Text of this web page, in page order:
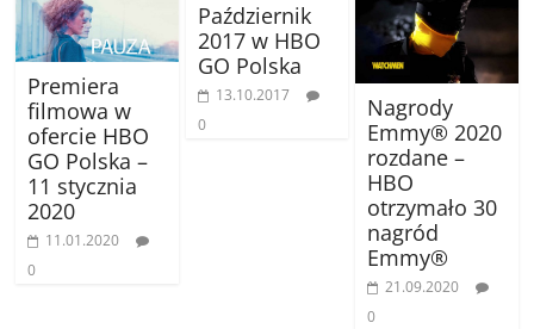
Premiera
filmowa w
ofercie HBO
GO Polska –
11 stycznia
2020
11.01.2020
0
Październik
2017 w HBO
GO Polska
13.10.2017
0
Nagrody
Emmy® 2020
rozdane –
HBO
otrzymało 30
nagród
Emmy®
21.09.2020
0